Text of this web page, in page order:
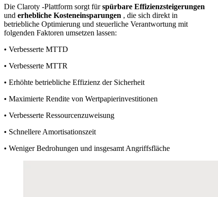
Die Claroty -Plattform sorgt fürspürbare Effizienzsteigerungen
und erhebliche Kosteneinsparungen , die sich direkt in
betriebliche Optimierung und steuerliche Verantwortung mit
folgenden Faktoren umsetzen lassen:
• Verbesserte MTTD
• Verbesserte MTTR
• Erhöhte betriebliche Effizienz der Sicherheit
• Maximierte Rendite von Wertpapierinvestitionen
• Verbesserte Ressourcenzuweisung
• Schnellere Amortisationszeit
• Weniger Bedrohungen und insgesamt Angriffsfläche